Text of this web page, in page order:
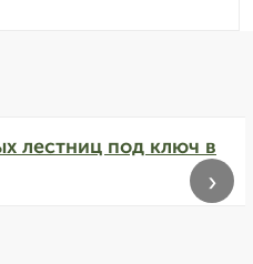
лестниц под ключ в
›